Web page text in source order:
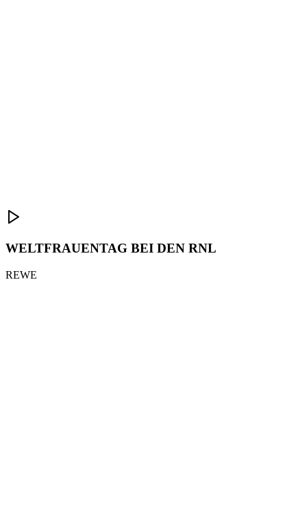
WELTFRAUENTAG BEI DEN RNL
REWE